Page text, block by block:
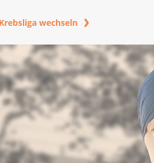
wechseln